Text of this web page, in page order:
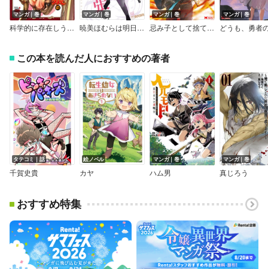
マンガ｜巻
科学的に存在しうるクリーチャー娘の観察日誌
マンガ｜巻
暁美ほむらは明日から頑張る！【特典付き】
マンガ｜巻
忌み子として捨てられた召喚士、実は世界最強（コミック）
マンガ｜巻
この本を読んだ人におすすめの著者
タテコミ｜話
千賀史貴
絵ノベル
カヤ
マンガ｜巻
ハム男
マンガ｜巻
真じろう
おすすめ特集